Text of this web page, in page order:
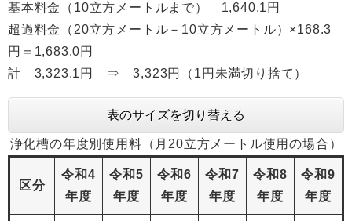
基本料金（10立方メートルまで） 1,640.1円
超過料金（20立方メートル－10立方メートル）×168.3
円＝1,683.0円
計 3,323.1円 ⇒ 3,323円（1円未満切り捨て）
表のサイズを切り替える
浄化槽の年度別使用料（月20立方メートル使用の場合）
区分
令和4
年度
令和5
年度
令和6
年度
令和7
年度
令和8
年度
令和9
年度